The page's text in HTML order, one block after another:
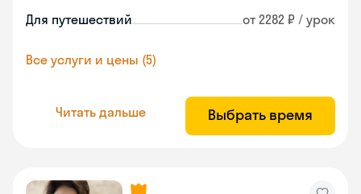
Для путешествий от 2282 ₽ / урок
Все услуги и цены (5)
Читать дальше Выбрать время